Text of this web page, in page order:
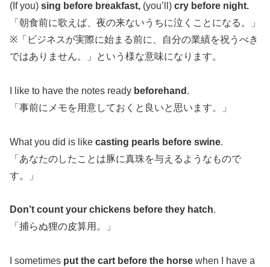
(If you) sing before breakfast, (you’ll) cry before night.
「朝食前に歌えば、夜の来ないうちに泣くことになる。」
※「ビジネスが実際に始まる前に、自分の業績を祝うべき
ではありません。」という様な意味になります。
I like to have the notes ready beforehand .
「事前にメモを用意しておくと良いと思います。」
What you did is like casting pearls before swine.
「あなたのしたことは豚に真珠を与えるようなもので
す。」
Don’t count your chickens before they hatch.
「捕らぬ狸の皮算用。」
I sometimes put the cart before the horse when I have a